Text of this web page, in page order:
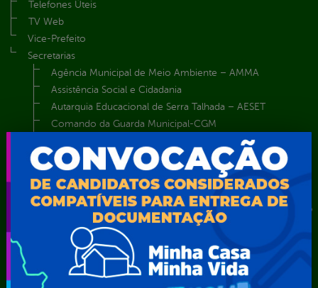
Telefones Úteis
TV Web
Vice-Prefeito
Secretarias
Agência Municipal de Meio Ambiente – AMMA
Assistência Social e Cidadania
Autarquia Educacional de Serra Talhada – AESET
Comando da Guarda Municipal-CGM
FUNDAÇÃO CULTURAL DE SERRA TALHADA
Gabinete do Vice-Prefeito
Instituto de Previdência Própria dos Servidores Públicos do
Município de Serra Talhada-IPPS
Obras e Infraestrutura
Procuradoria Geral do Município
Secretaria de Comunicação Social e Audiovisual